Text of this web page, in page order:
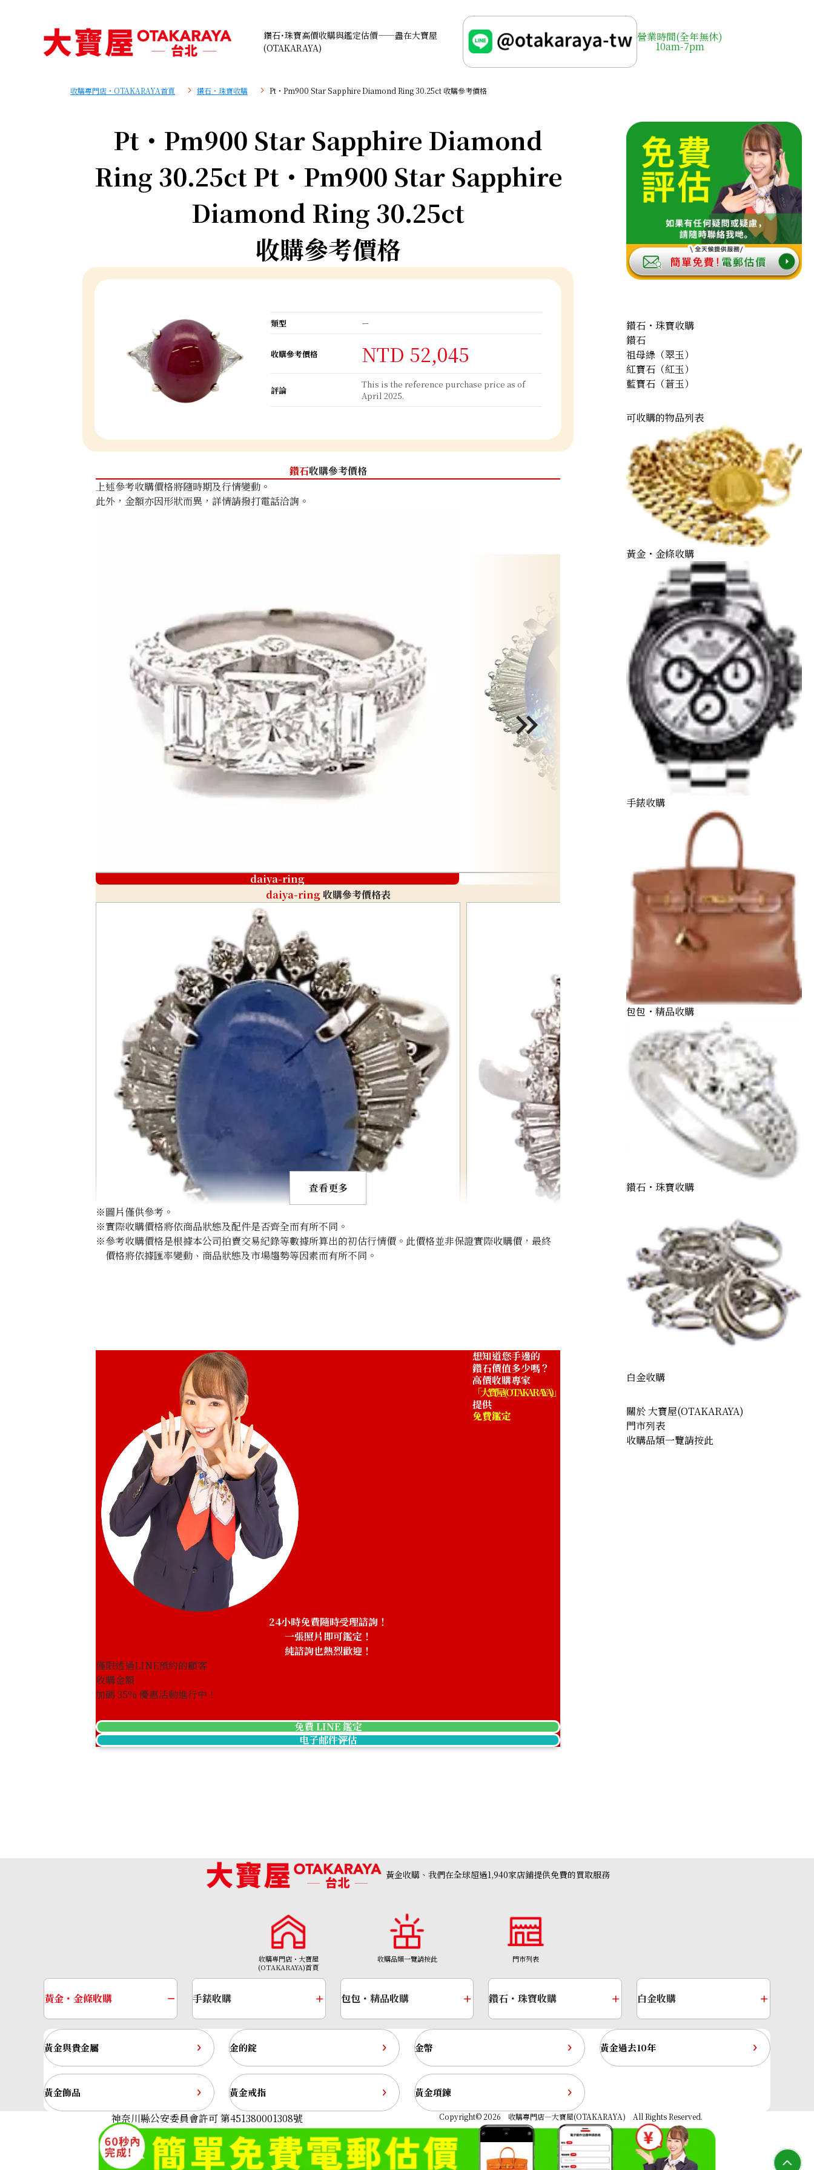
鑽石･珠寶高價收購與鑑定估價——盡在大寶屋
(OTAKARAYA)
營業時間(全年無休)
10am-7pm
收購專門店・OTAKARAYA首頁 鑽石・珠寶收購 Pt・Pm900 Star Sapphire Diamond Ring 30.25ct 收購參考價格
Pt・Pm900 Star Sapphire Diamond
Ring 30.25ct Pt・Pm900 Star Sapphire
Diamond Ring 30.25ct
收購參考價格
類型 ー
收購參考價格 NTD 52,045
評論
This is the reference purchase price as of
April 2025.
鑽石收購參考價格
上述參考收購價格將隨時期及行情變動。
此外，金額亦因形狀而異，詳情請撥打電話洽詢。
daiya-ring
daiya-ring收購參考價格表
Pt･Pm900 Star Sapphire Diamond Ring 15.65ct
Pt･Pm900 Star Sapphire Diamond Ring 12.05ct
NTD 79,772 NTD 64,317
Pt･Pm900 Star Sapphire Diamond Ring 8.6ct
收購參考價格
NTD 63,863
Pt･Pm900 Star Sapphire Diamond Ring 7.45ct
收購參考價格
NTD 57,499
查看更多
※圖片僅供參考。
※實際收購價格將依商品狀態及配件是否齊全而有所不同。
※參考收購價格是根據本公司拍賣交易紀錄等數據所算出的初估行情價。此價格並非保證實際收購價，最終
價格將依據匯率變動、商品狀態及市場趨勢等因素而有所不同。
想知道您手邊的
鑽石價值多少嗎？
高價收購專家
「大寶屋 (OTAKARAYA)」
提供
免費鑑定
24小時免費隨時受理諮詢！
一張照片即可鑑定！
純諮詢也熱烈歡迎！
僅限透過LINE預約的顧客
收購金額
加碼35% 優惠活動進行中！
免費 LINE 鑑定
电子邮件评估
鑽石・珠寶收購
鑽石
祖母綠（翠玉）
紅寶石（紅玉）
藍寶石（蒼玉）
可收購的物品列表
黃金・金條收購
手錶收購
包包・精品收購
鑽石・珠寶收購
白金收購
關於 大寶屋(OTAKARAYA)
門市列表
收購品類一覽請按此
黃金收購、我們在全球超過1,940家店鋪提供免費的買取服務
收購專門店・大寶屋
(OTAKARAYA)首頁
收購品類一覽請按此 門市列表
黃金・金條收購
黃金與貴金屬 金的錠 金幣 黃金過去10年
黃金飾品 黃金戒指 黃金項鍊
手錶收購 包包・精品收購 鑽石・珠寶收購 白金收購
神奈川縣公安委員會許可 第451380001308號 Copyright© 2026 收購專門店—大寶屋(OTAKARAYA) All Rights Reserved.